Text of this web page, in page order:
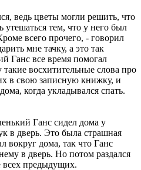
ведь цветы могли решить, что
утешаться тем, что у него был
всего прочего, - говорил
мне тачку, а это так
Ганс все время помогал
восхитительные слова про
в свою записную книжку, и
когда укладывался спать.
Ганс сидел дома у
в дверь. Это была страшная
вокруг дома, так что Ганс
в дверь. Но потом раздался
всех предыдущих.